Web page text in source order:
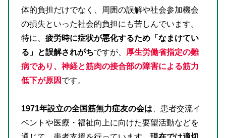
体的負担だけでなく、周囲の誤解や社会参加機会
の損失といった社会的負担にも苦しんでいます。
特に、 疲労時に症状が悪化するため「なまけてい
る」と誤解されがちですが、 厚生労働省指定の難
病であり、神経と筋肉の接合部の障害による筋力
低下が原因 です。
1971年設立の全国筋無力症友の会は 、患者交流イ
ベントや医療・福祉向上に向けた要望活動などを